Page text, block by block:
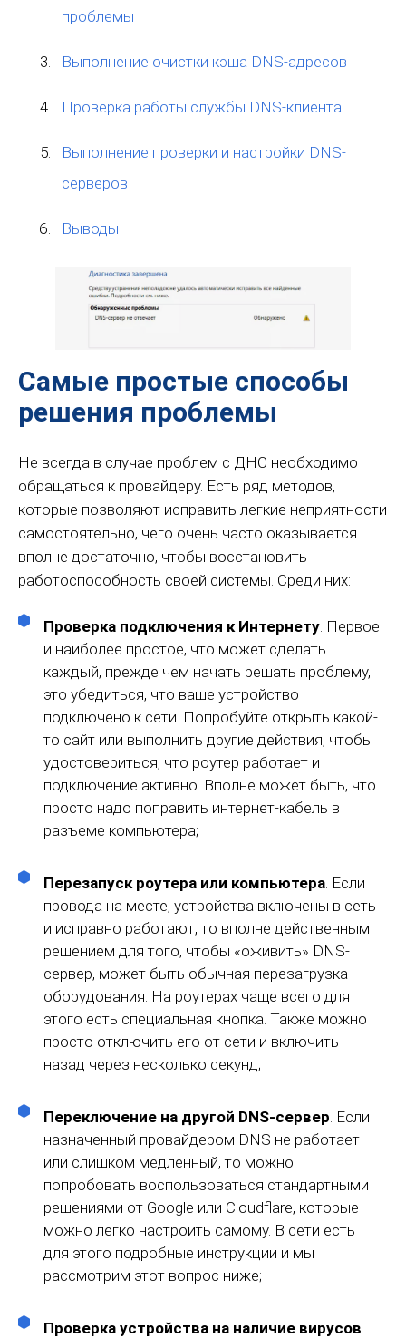
проблемы
Выполнение очистки кэша DNS-адресов
Проверка работы службы DNS-клиента
Выполнение проверки и настройки DNS-
серверов
Выводы
Самые простые способы
решения проблемы
Не всегда в случае проблем с ДНС необходимо
обращаться к провайдеру. Есть ряд методов,
которые позволяют исправить легкие неприятности
самостоятельно, чего очень часто оказывается
вполне достаточно, чтобы восстановить
работоспособность своей системы. Среди них:
Проверка подключения к Интернету . Первое
и наиболее простое, что может сделать
каждый, прежде чем начать решать проблему,
это убедиться, что ваше устройство
подключено к сети. Попробуйте открыть какой-
то сайт или выполнить другие действия, чтобы
удостовериться, что роутер работает и
подключение активно. Вполне может быть, что
просто надо поправить интернет-кабель в
разъеме компьютера;
Перезапуск роутера или компьютера . Если
провода на месте, устройства включены в сеть
и исправно работают, то вполне действенным
решением для того, чтобы «оживить» DNS-
сервер, может быть обычная перезагрузка
оборудования. На роутерах чаще всего для
этого есть специальная кнопка. Также можно
просто отключить его от сети и включить
назад через несколько секунд;
Переключение на другой DNS-сервер . Если
назначенный провайдером DNS не работает
или слишком медленный, то можно
попробовать воспользоваться стандартными
решениями от Google или Cloudflare, которые
можно легко настроить самому. В сети есть
для этого подробные инструкции и мы
рассмотрим этот вопрос ниже;
Проверка устройства на наличие вирусов